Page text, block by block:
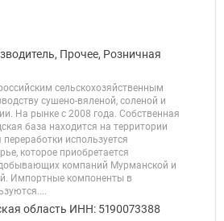
Прочее, Розничная
сельскохозяйственным
сушено-вяленой, соленой и
На рынке с 2008 года. Собственная
база находится на территории
используется
которое приобретается
компаний Мурманской и
Импортные компоненты в
область ИНН: 5190073388